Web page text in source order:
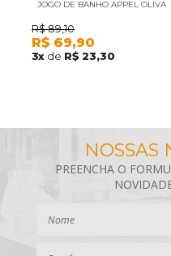
JOGO DE BANHO APPEL OLIVA
4PÇS AZUL STAR (2 BANHO + 2
ROSTO)
R$ 89,10
R$ 69,90
3x de R$ 23,30